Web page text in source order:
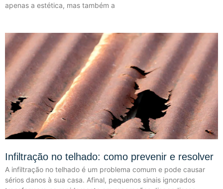
apenas a estética, mas também a
Infiltração no telhado: como prevenir e resolver
A infiltração no telhado é um problema comum e pode causar
sérios danos à sua casa. Afinal, pequenos sinais ignorados